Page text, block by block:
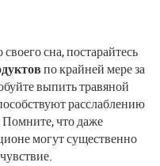
сна, постарайтесь
по крайней мере за
выпить травяной
расслаблению
Помните, что даже
могут существенно